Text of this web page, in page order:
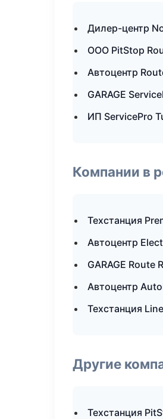
Дилер-центр
ООО PitStop
Автоцентр
GARAGE
ИП ServicePro
Компании в
Техстанция
Автоцентр
GARAGE
Автоцентр
Техстанция
Другие
Техстанция